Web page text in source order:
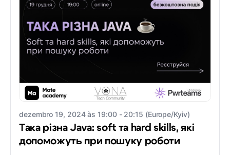
dezembro 19, 2024 às 19:00 - 20:15 (Europe/Kyiv)
Така різна Java: soft та hard skills, які
допоможуть при пошуку роботи